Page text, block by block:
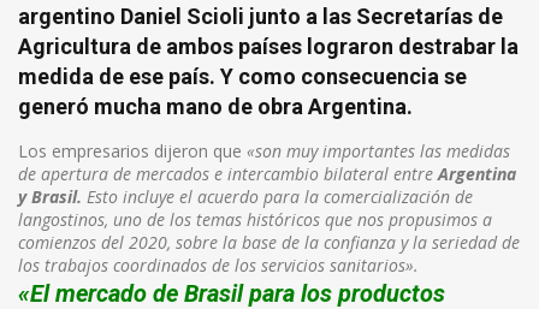
argentino Daniel Scioli junto a las Secretarías de
Agricultura de ambos países lograron destrabar la
medida de ese país. Y como consecuencia se
generó mucha mano de obra Argentina.
Los empresarios dijeron que «son muy importantes las medidas
de apertura de mercados e intercambio bilateral entre Argentina
y Brasil. Esto incluye el acuerdo para la comercialización de
langostinos, uno de los temas históricos que nos propusimos a
comienzos del 2020, sobre la base de la confianza y la seriedad de
los trabajos coordinados de los servicios sanitarios».
«El mercado de Brasil para los productos